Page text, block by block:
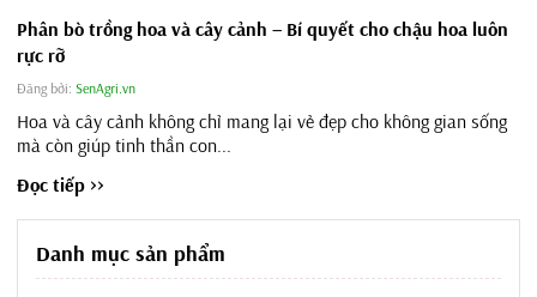
Phân bò trồng hoa và cây cảnh – Bí quyết cho chậu hoa luôn
rực rỡ
Đăng bởi: SenAgri.vn
Hoa và cây cảnh không chỉ mang lại vẻ đẹp cho không gian sống
mà còn giúp tinh thần con...
Đọc tiếp >>
Danh mục sản phẩm